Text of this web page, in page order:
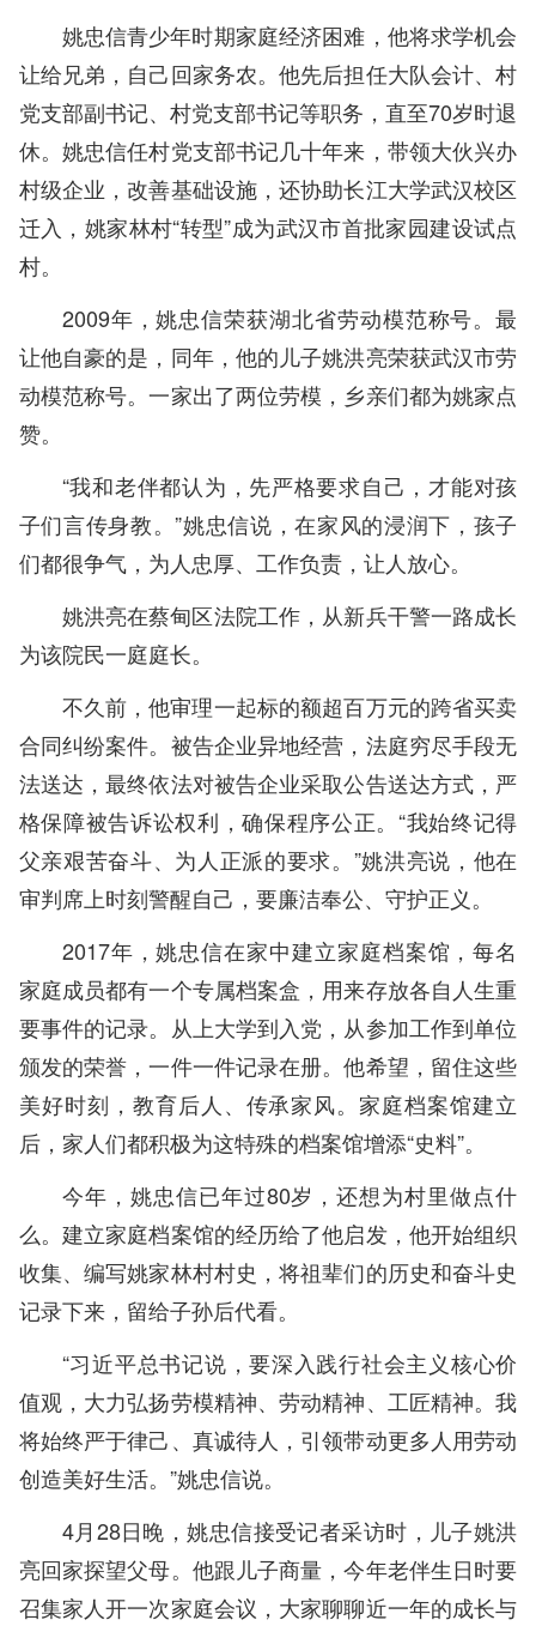
姚忠信青少年时期家庭经济困难，他将求学机会
让给兄弟，自己回家务农。他先后担任大队会计、村
党支部副书记、村党支部书记等职务，直至70岁时退
休。姚忠信任村党支部书记几十年来，带领大伙兴办
村级企业，改善基础设施，还协助长江大学武汉校区
迁入，姚家林村“转型”成为武汉市首批家园建设试点
村。
2009年，姚忠信荣获湖北省劳动模范称号。最
让他自豪的是，同年，他的儿子姚洪亮荣获武汉市劳
动模范称号。一家出了两位劳模，乡亲们都为姚家点
赞。
“我和老伴都认为，先严格要求自己，才能对孩
子们言传身教。”姚忠信说，在家风的浸润下，孩子
们都很争气，为人忠厚、工作负责，让人放心。
姚洪亮在蔡甸区法院工作，从新兵干警一路成长
为该院民一庭庭长。
不久前，他审理一起标的额超百万元的跨省买卖
合同纠纷案件。被告企业异地经营，法庭穷尽手段无
法送达，最终依法对被告企业采取公告送达方式，严
格保障被告诉讼权利，确保程序公正。“我始终记得
父亲艰苦奋斗、为人正派的要求。”姚洪亮说，他在
审判席上时刻警醒自己，要廉洁奉公、守护正义。
2017年，姚忠信在家中建立家庭档案馆，每名
家庭成员都有一个专属档案盒，用来存放各自人生重
要事件的记录。从上大学到入党，从参加工作到单位
颁发的荣誉，一件一件记录在册。他希望，留住这些
美好时刻，教育后人、传承家风。家庭档案馆建立
后，家人们都积极为这特殊的档案馆增添“史料”。
今年，姚忠信已年过80岁，还想为村里做点什
么。建立家庭档案馆的经历给了他启发，他开始组织
收集、编写姚家林村村史，将祖辈们的历史和奋斗史
记录下来，留给子孙后代看。
“习近平总书记说，要深入践行社会主义核心价
值观，大力弘扬劳模精神、劳动精神、工匠精神。我
将始终严于律己、真诚待人，引领带动更多人用劳动
创造美好生活。”姚忠信说。
4月28日晚，姚忠信接受记者采访时，儿子姚洪
亮回家探望父母。他跟儿子商量，今年老伴生日时要
召集家人开一次家庭会议，大家聊聊近一年的成长与